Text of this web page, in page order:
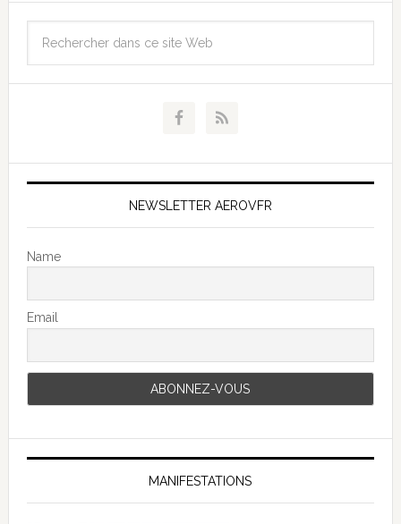
NEWSLETTER AEROVFR
Name
Email
MANIFESTATIONS